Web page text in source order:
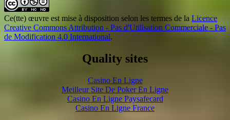
Ce(tte) œuvre est mise à disposition selon les termes de la Licence
Creative Commons Attribution - Pas d'Utilisation Commerciale - Pas
de Modification 4.0 International.
Quality sites
Casino En Ligne
Meilleur Site De Poker En Ligne
Casino En Ligne Paysafecard
Casino En Ligne France